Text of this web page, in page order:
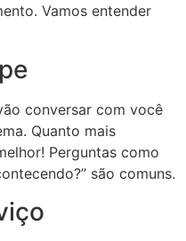
Vamos entender
conversar com você
Quanto mais
Perguntas como
são comuns.